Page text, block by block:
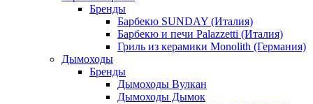
Бренды
Барбекю SUNDAY (Италия)
Барбекю и печи Palazzetti (Италия)
Гриль из керамики Monolith (Германия)
Дымоходы
Бренды
Дымоходы Вулкан
Дымоходы Дымок